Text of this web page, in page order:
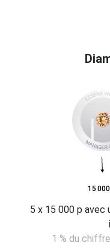
15
5 x 15 000 p avec
1 % du